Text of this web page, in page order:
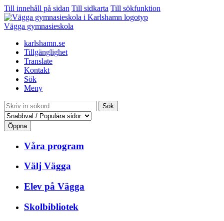
Till innehåll på sidan Till sidkarta Till sökfunktion
Vägga gymnasieskola
karlshamn.se
Tillgänglighet
Translate
Kontakt
Sök
Meny
Sök
Öppna
Våra program
Välj Vägga
Elev på Vägga
Skolbibliotek